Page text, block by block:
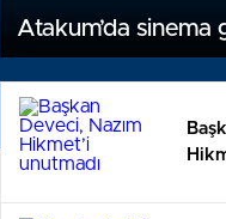
Atakum’da sinema